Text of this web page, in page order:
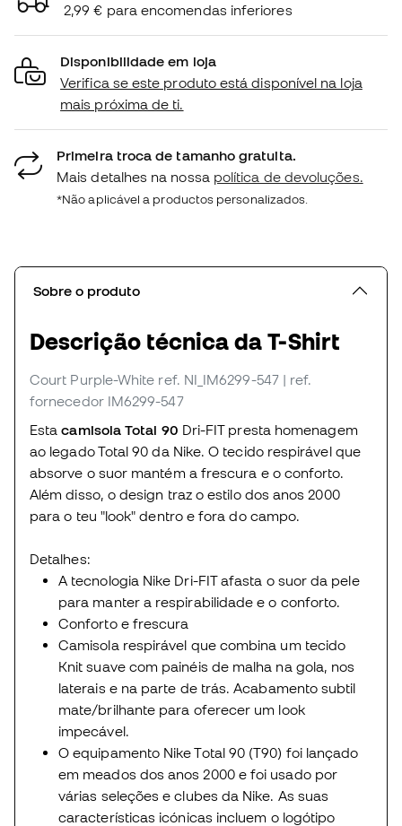
2,99 € para encomendas inferiores
Disponibilidade em loja
Verifica se este produto está disponível na loja
mais próxima de ti.
Primeira troca de tamanho gratuita.
Mais detalhes na nossa política de devoluções.
*Não aplicável a productos personalizados.
Sobre o produto
Descrição técnica da T-Shirt
Court Purple-White ref. NI_IM6299-547 | ref.
fornecedor IM6299-547
Estacamisola Total 90 Dri-FIT presta homenagem
ao legado Total 90 da Nike. O tecido respirável que
absorve o suor mantém a frescura e o conforto.
Além disso, o design traz o estilo dos anos 2000
para o teu "look" dentro e fora do campo.
Detalhes:
A tecnologia Nike Dri-FIT afasta o suor da pele
para manter a respirabilidade e o conforto.
Conforto e frescura
Camisola respirável que combina um tecido
Knit suave com painéis de malha na gola, nos
laterais e na parte de trás. Acabamento subtil
mate/brilhante para oferecer um look
impecável.
O equipamento Nike Total 90 (T90) foi lançado
em meados dos anos 2000 e foi usado por
várias seleções e clubes da Nike. As suas
características icónicas incluem o logótipo